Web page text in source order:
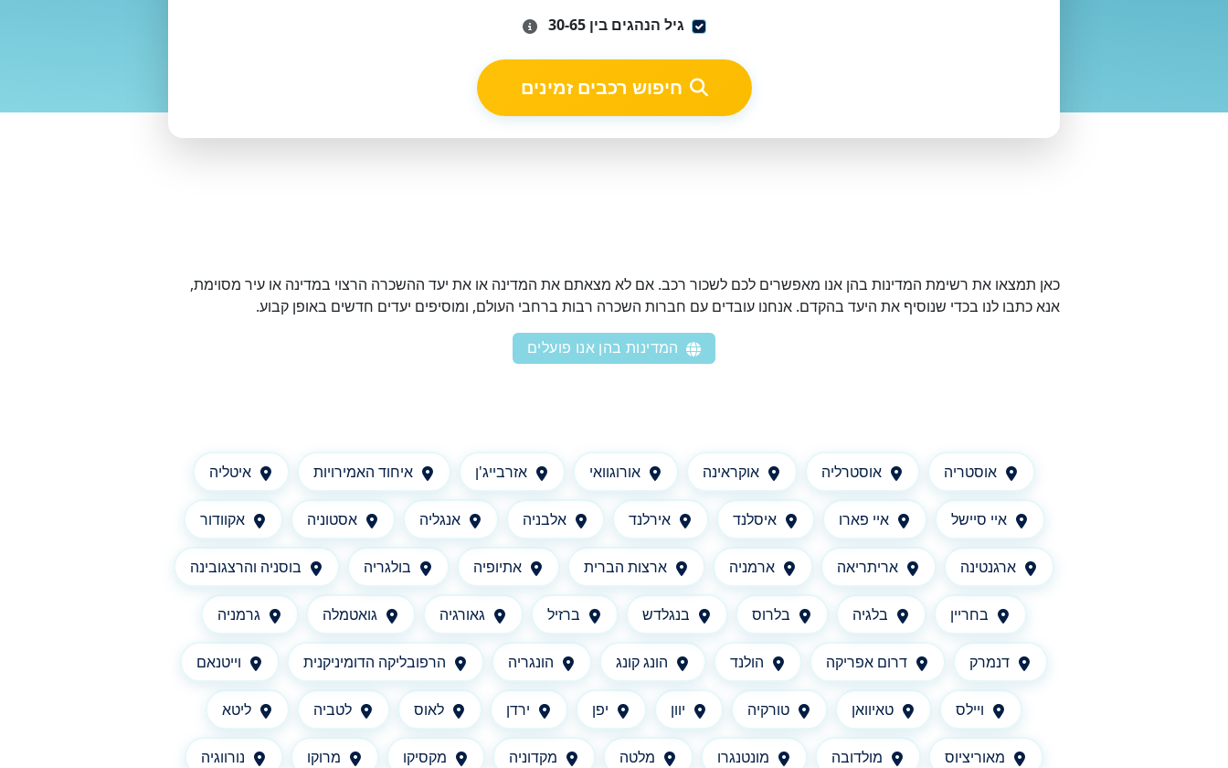
גיל הנהגים בין 30-65
חיפוש רכבים זמינים
כאן תמצאו את רשימת המדינות בהן אנו מאפשרים לכם לשכור רכב. אם לא מצאתם את המדינה או את יעד ההשכרה הרצוי במדינה או עיר מסוימת,
אנא כתבו לנו בכדי שנוסיף את היעד בהקדם. אנחנו עובדים עם חברות השכרה רבות ברחבי העולם, ומוסיפים יעדים חדשים באופן קבוע.
המדינות בהן אנו פועלים
אוסטריה אוסטרליה אוקראינה אורוגוואי אזרבייג'ן איחוד האמירויות איטליה
איי סיישל איי פארו איסלנד אירלנד אלבניה אנגליה אסטוניה אקוודור
ארגנטינה אריתריאה ארמניה ארצות הברית אתיופיה בולגריה בוסניה והרצגובינה
בחריין בלגיה בלרוס בנגלדש ברזיל גאורגיה גואטמלה גרמניה
דנמרק דרום אפריקה הולנד הונג קונג הונגריה הרפובליקה הדומיניקנית וייטנאם
ויילס טאיוואן טורקיה יוון יפן ירדן לאוס לטביה ליטא
מאוריציוס מולדובה מונטנגרו מלטה מקדוניה מקסיקו מרוקו נורווגיה